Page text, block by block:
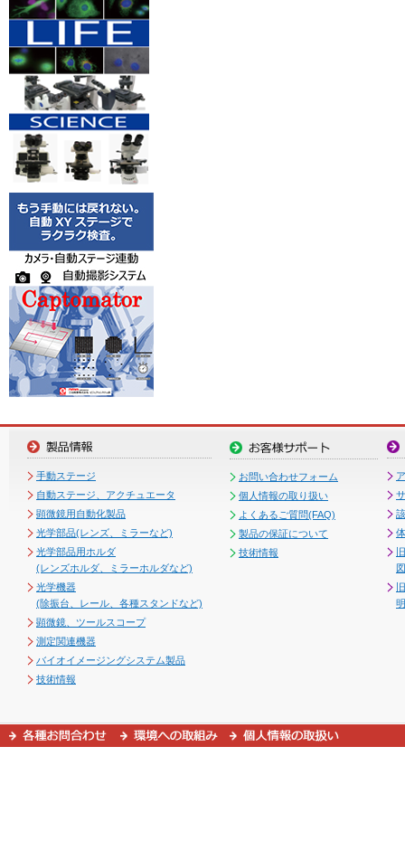
手動ステージ
自動ステージ、アクチュエータ
顕微鏡用自動化製品
光学部品(レンズ、ミラーなど)
光学部品用ホルダ
(レンズホルダ、ミラーホルダなど)
光学機器
(除振台、レール、各種スタンドなど)
顕微鏡、ツールスコープ
測定関連機器
バイオイメージングシステム製品
技術情報
お問い合わせフォーム
個人情報の取り扱い
よくあるご質問(FAQ)
製品の保証について
技術情報